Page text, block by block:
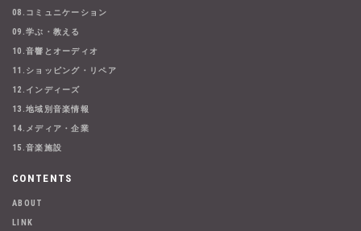
08.コミュニケーション
09.学ぶ・教える
10.音響とオーディオ
11.ショッピング・リペア
12.インディーズ
13.地域別音楽情報
14.メディア・企業
15.音楽施設
CONTENTS
ABOUT
LINK